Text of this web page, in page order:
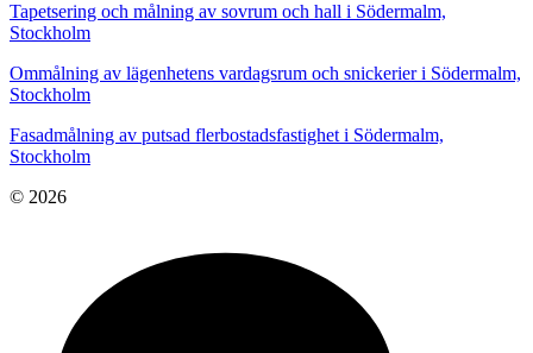
Tapetsering och målning av sovrum och hall i Södermalm,
Stockholm
Ommålning av lägenhetens vardagsrum och snickerier i Södermalm,
Stockholm
Fasadmålning av putsad flerbostadsfastighet i Södermalm,
Stockholm
© 2026